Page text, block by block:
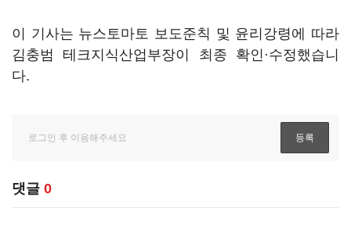
이 기사는 뉴스토마토 보도준칙 및 윤리강령에 따라
김충범 테크지식산업부장이 최종 확인·수정했습니
다.
댓글 0